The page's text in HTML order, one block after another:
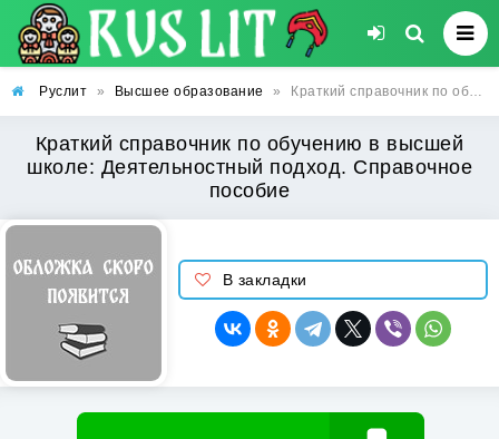
Руслит » Высшее образование » Краткий справочник по обучению в высшей школе: Деятельностный подход. Справочное пособие
Краткий справочник по обучению в высшей
школе: Деятельностный подход. Справочное
пособие
В закладки